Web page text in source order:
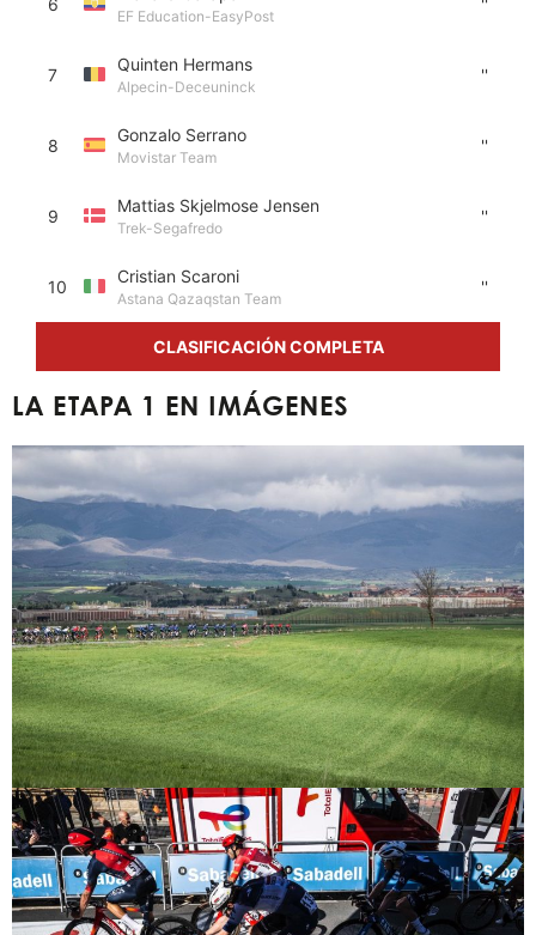
6
EF Education-EasyPost
''
7
Quinten Hermans
Alpecin-Deceuninck
''
8
Gonzalo Serrano
Movistar Team
''
9
Mattias Skjelmose Jensen
Trek-Segafredo
''
10
Cristian Scaroni
Astana Qazaqstan Team
''
CLASIFICACIÓN COMPLETA
LA ETAPA 1 EN IMÁGENES